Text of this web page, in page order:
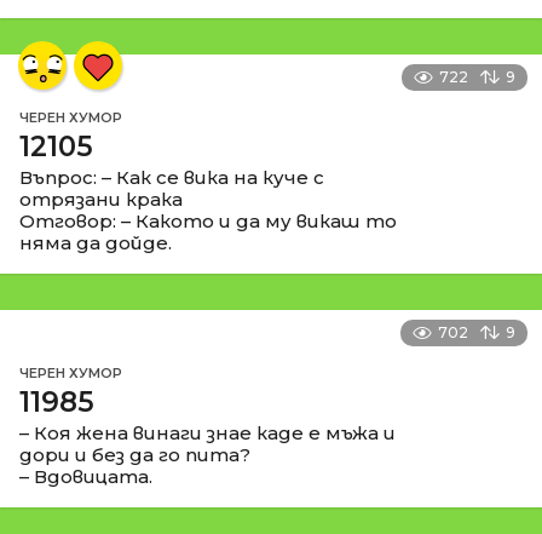
722 9
ЧЕРЕН ХУМОР
12105
Въпрос: – Как се вика на куче с
отрязани крака
Отговор: – Какото и да му викаш то
няма да дойде.
702 9
ЧЕРЕН ХУМОР
11985
– Коя жена винаги знае каде е мъжа и
дори и без да го пита?
– Вдовицата.